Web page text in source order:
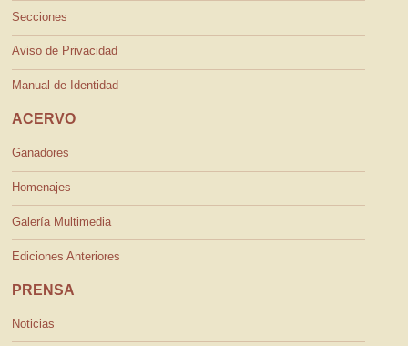
Secciones
Aviso de Privacidad
Manual de Identidad
ACERVO
Ganadores
Homenajes
Galería Multimedia
Ediciones Anteriores
PRENSA
Noticias